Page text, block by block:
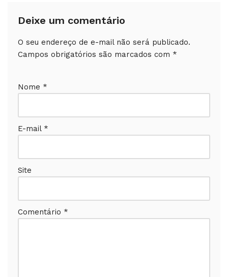
Deixe um comentário
O seu endereço de e-mail não será publicado.
Campos obrigatórios são marcados com *
Nome *
E-mail *
Site
Comentário *